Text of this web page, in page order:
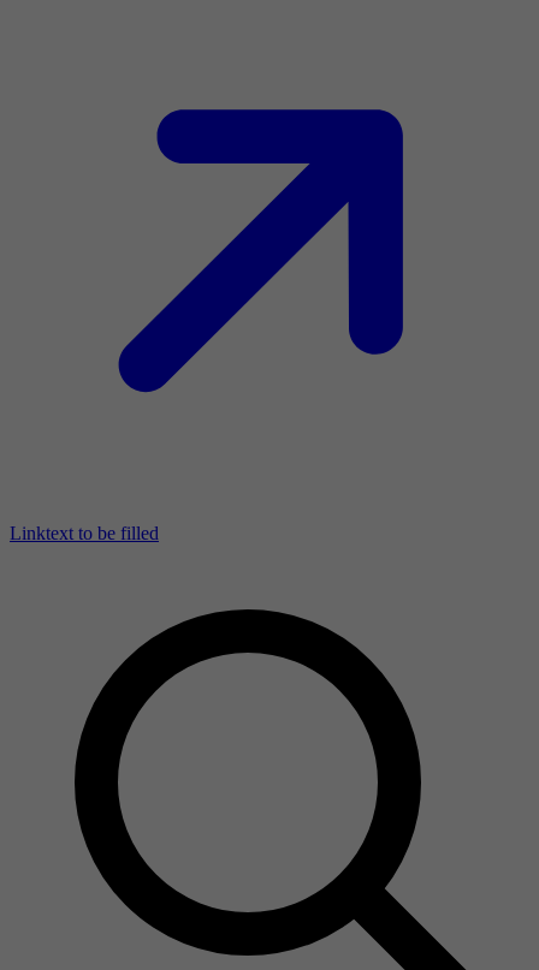
Linktext to be filled